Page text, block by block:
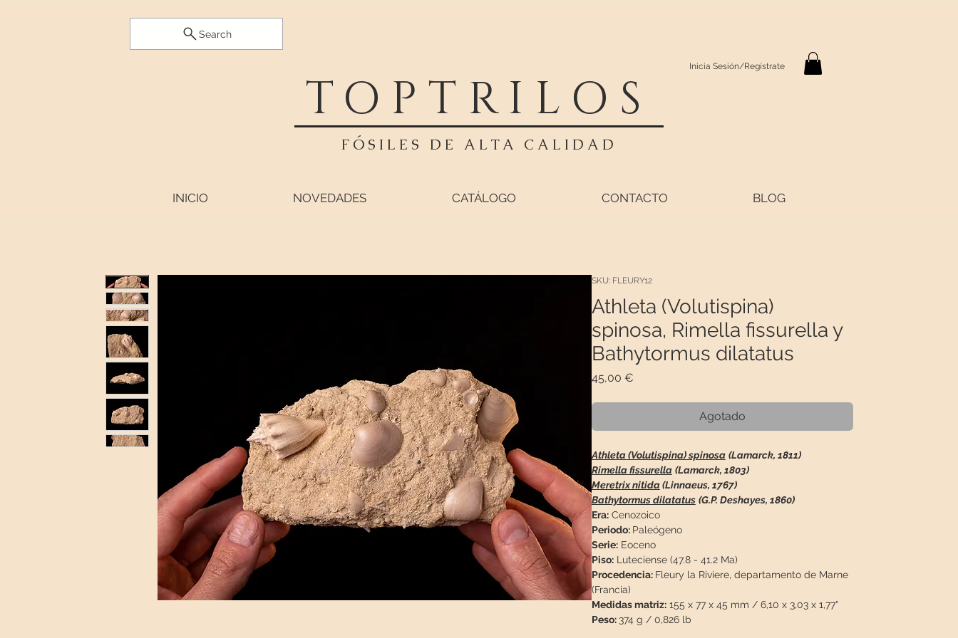
Search
TOPTRILOS
FÓSILES DE ALTA CALIDAD
Inicia Sesión/Regístrate
INICIO NOVEDADES CATÁLOGO CONTACTO BLOG
SKU: FLEURY12
Athleta (Volutispina)
spinosa, Rimella fissurella y
Bathytormus dilatatus
45,00 €Precio
Agotado
Athleta (Volutispina) spinosa (Lamarck, 1811)
Rimella fissurella (Lamarck, 1803)
Meretrix nitida(Linnaeus, 1767)
Bathytormus dilatatus (G.P. Deshayes, 1860)
Era:Cenozoico
Periodo: Paleógeno
Serie:Eoceno
Piso:Luteciense (47.8 - 41.2 Ma)
Procedencia: Fleury la Riviere, departamento de Marne
(Francia)
Medidas matriz:155 x 77 x 45 mm / 6,10 x 3,03 x 1,77"
Peso: 374 g / 0,826 lb